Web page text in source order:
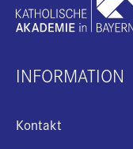
INFORMATION
Kontakt